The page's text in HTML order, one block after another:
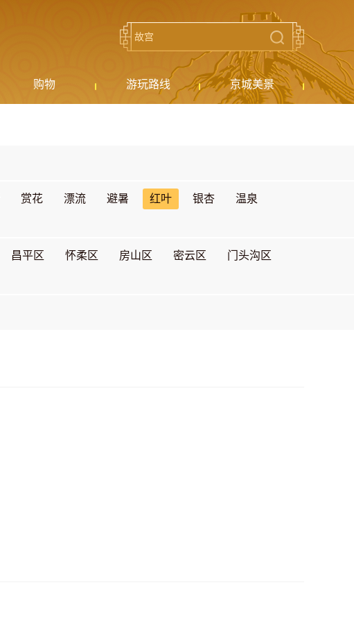
购物 游玩路线 京城美景
赏花 漂流 避暑 红叶 银杏
温泉
昌平区 怀柔区 房山区 密云区
门头沟区